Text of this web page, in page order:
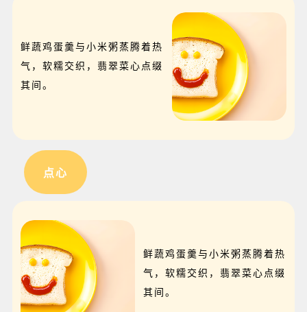
鲜蔬鸡蛋羹与小米粥蒸腾着热
气，软糯交织，翡翠菜心点缀
其间。
点心
鲜蔬鸡蛋羹与小米粥蒸腾着热
气，软糯交织，翡翠菜心点缀
其间。